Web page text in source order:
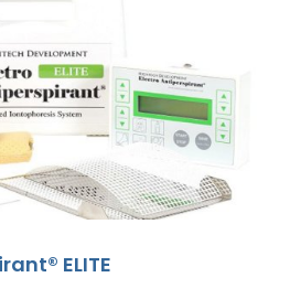
ELITE